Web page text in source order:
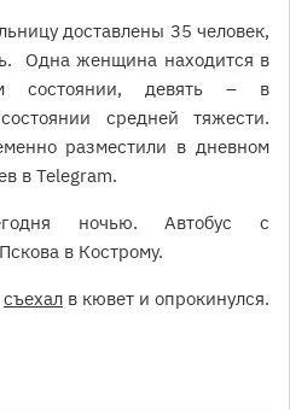
доставлены 35 человек,
Одна женщина находится в
состоянии, девять – в
средней тяжести.
разместили в дневном
в Telegram.
ночью. Автобус с
в Кострому.
съехал в кювет и опрокинулся.